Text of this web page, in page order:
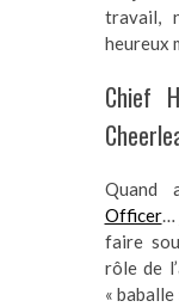
travail,
heureux
Chief
Quand
Officer…
faire
rôle de
«